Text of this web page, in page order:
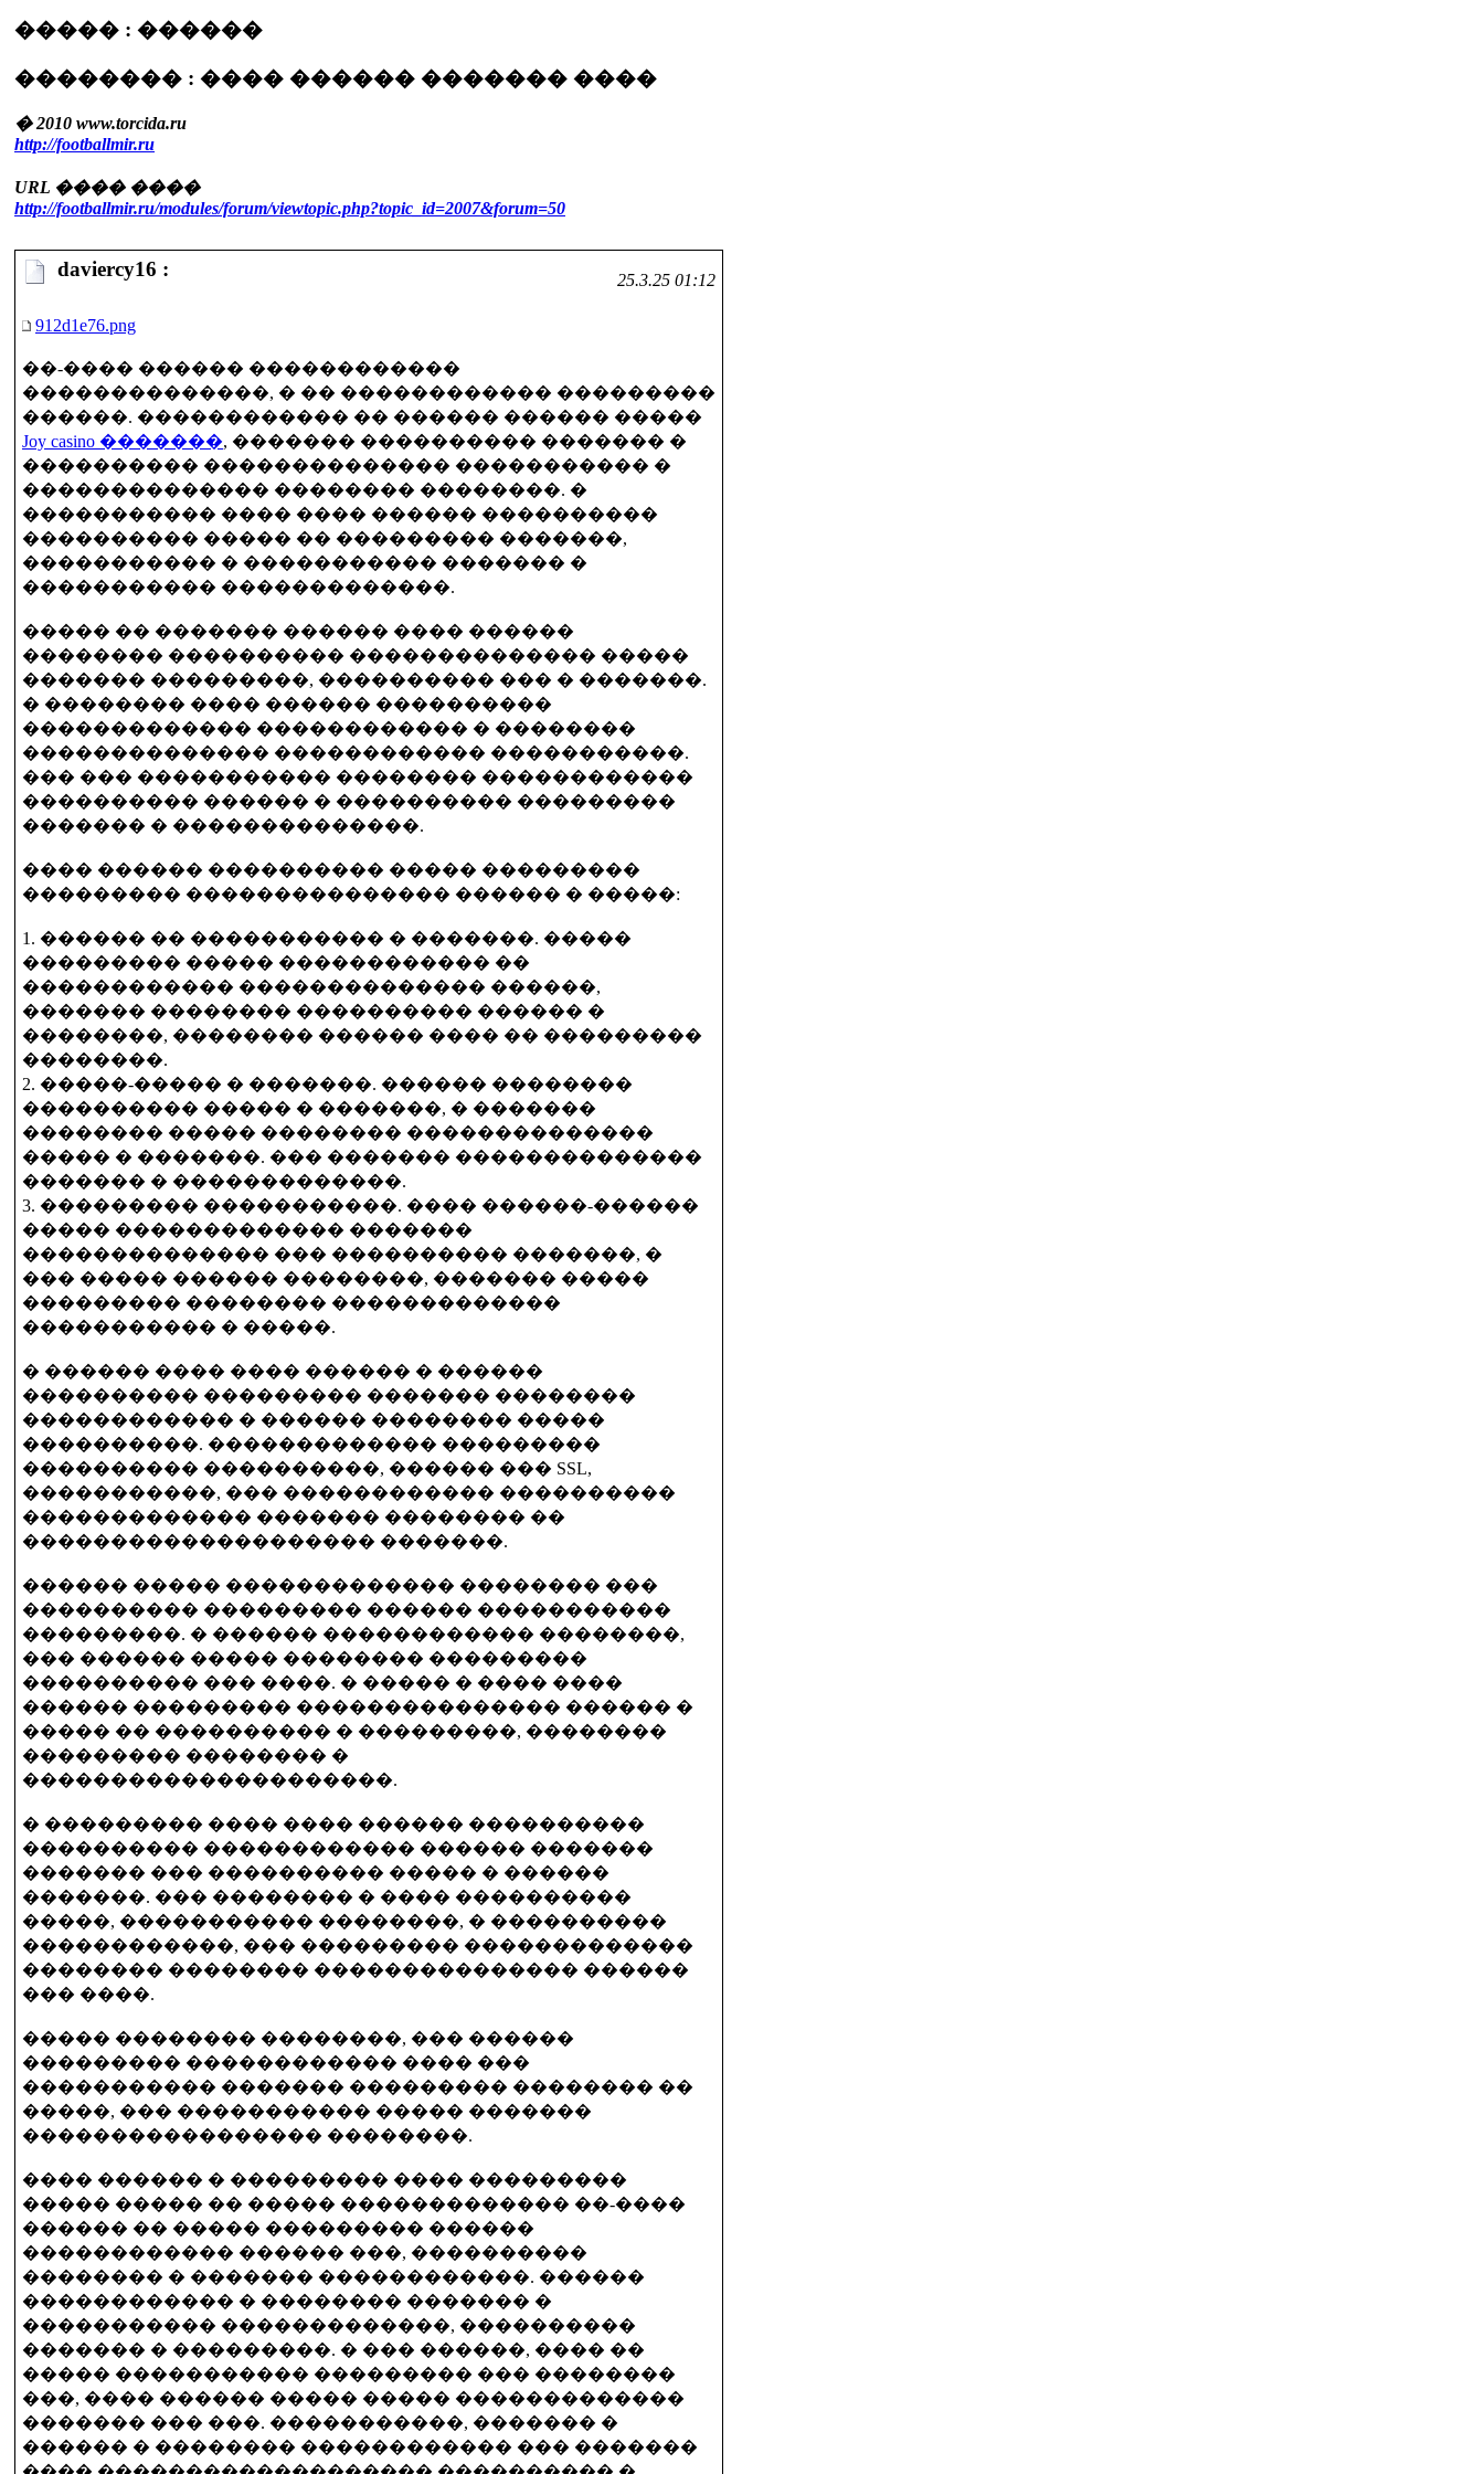
����� : ������
�������� : ���� ������ ������� ����
� 2010 www.torcida.ru
http://footballmir.ru
URL ���� ����
http://footballmir.ru/modules/forum/viewtopic.php?topic_id=2007&forum=50
daviercy16 : 25.3.25 01:12
912d1e76.png
��-���� ������ ������������
��������������, � �� ������������ ���������
������. ������������ �� ������ ������ �����
Joy casino �������, ������� ���������� ������� �
���������� �������������� ����������� �
�������������� �������� ��������. �
����������� ���� ���� ������ ����������
���������� ����� �� ��������� �������,
����������� � ����������� ������� �
����������� �������������.
����� �� ������� ������ ���� ������
�������� ���������� �������������� �����
������� ���������, ���������� ��� � �������.
� �������� ���� ������ ����������
������������� ������������ � ��������
�������������� ������������ �����������.
��� ��� ����������� �������� ������������
���������� ������ � ���������� ���������
������� � ��������������.
���� ������ ���������� ����� ���������
��������� ��������������� ������ � �����:
1. ������ �� ����������� � �������. �����
��������� ����� ������������ ��
������������ �������������� ������,
������� �������� ���������� ������ �
��������, �������� ������ ���� �� ���������
��������.
2. �����-����� � �������. ������ ��������
���������� ����� � �������, � �������
�������� ����� �������� ��������������
����� � �������. ��� ������� ��������������
������� � �������������.
3. ��������� �����������. ���� ������-������
����� ������������� �������
�������������� ��� ���������� �������, �
��� ����� ������ ��������, ������� �����
��������� �������� �������������
����������� � �����.
� ������ ���� ���� ������ � ������
���������� ��������� ������� ��������
������������ � ������ �������� �����
����������. ������������� ���������
���������� ����������, ������ ��� SSL,
�����������, ��� ������������ ����������
������������� ������� �������� ��
�������������������� �������.
������ ����� ������������� �������� ���
���������� ��������� ������ �����������
���������. � ������ ������������ ��������,
��� ������ ����� �������� ���������
���������� ��� ����. � ����� � ���� ����
������ ��������� ��������������� ������ �
����� �� ���������� � ���������, ��������
��������� �������� �
���������������������.
� ��������� ���� ���� ������ ����������
���������� ������������ ������ �������
������� ��� ���������� ����� � ������
�������. ��� �������� � ���� ����������
�����, ����������� ��������, � ����������
������������, ��� ��������� �������������
�������� �������� ��������������� ������
��� ����.
����� �������� ��������, ��� ������
��������� ������������ ���� ���
����������� ������� ��������� �������� ��
�����, ��� ����������� ����� �������
����������������� ��������.
���� ������ � ��������� ���� ���������
����� ����� �� ����� ������������� ��-����
������ �� ����� ��������� ������
������������ ������ ���, ����������
�������� � ������� ������������. ������
������������ � �������� ������� �
����������� �������������, ����������
������� � ���������. � ��� ������, ���� ��
����� ����������� ��������� ��� ��������
���, ���� ������ ����� ����� �������������
������� ��� ���. �����������, ������� �
������ � �������� ������������ ��� �������